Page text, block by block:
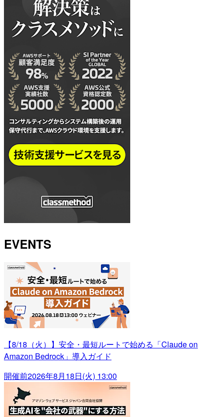
EVENTS
【8/18（火）】安全・最短ルートで始める「Claude on
Amazon Bedrock」導入ガイド
開催前2026年8月18日(火) 13:00